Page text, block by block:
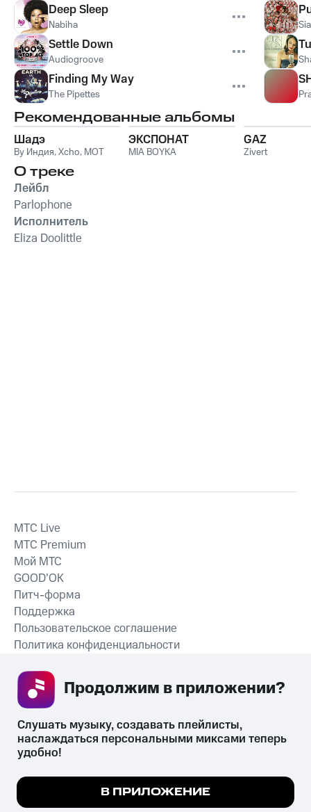
Deep Sleep
Nabiha
Settle Down
Audiogroove
Finding My Way
The Pipettes
Sia
Рекомендованные альбомы
Шадэ
By Индия,Xcho, MOT
ЭКСПОНАТ
MIA BOYKA
GAZ
Zivert
О треке
Лейбл
Parlophone
Исполнитель
Eliza Doolittle
СКАЧАТЬ ПРИЛОЖЕНИЕ
MTС Live
MTС Premium
Мой МТС
GOOD’OK
Питч-форма
Поддержка
Пользовательское соглашение
Политика конфиденциальности
психотропных веществ, их аналогов причиняет вред здоровью,
их незаконный оборот запрещён и влечёт установленную
законодательством ответственность.
Мы используем куки, чтобы на сайте все
Подробнее
Слушать музыку, создавать плейлисты,
наслаждаться персональными миксами теперь
удобно!
В ПРИЛОЖЕНИЕ